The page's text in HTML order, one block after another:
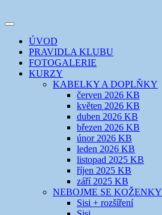
k
webuEVIKLUB
šicí klub
Toggle
navigation
ÚVOD
PRAVIDLA KLUBU
FOTOGALERIE
KURZY
KABELKY A DOPLŇKY
červen 2026 KB
květen 2026 KB
duben 2026 KB
březen 2026 KB
únor 2026 KB
leden 2026 KB
listopad 2025 KB
říjen 2025 KB
září 2025 KB
NEBOJME SE KOŽENKY
Sisi + rozšíření